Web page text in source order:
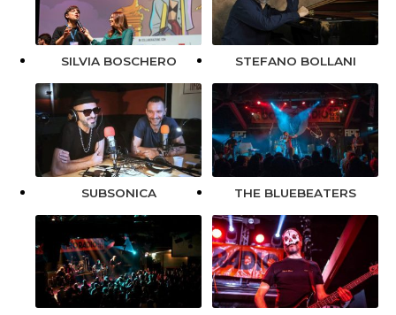
SILVIA BOSCHERO STEFANO BOLLANI
SUBSONICA THE BLUEBEATERS